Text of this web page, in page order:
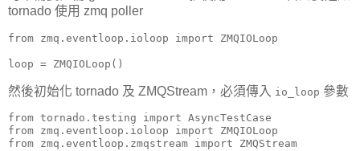
tornado 使用 zmq poller
from zmq.eventloop.ioloop import ZMQIOLoop
loop = ZMQIOLoop()
然後初始化 tornado 及 ZMQStream，必須傳入 io_loop 參數
from tornado.testing import AsyncTestCase
from zmq.eventloop.ioloop import ZMQIOLoop
from zmq.eventloop.zmqstream import ZMQStream